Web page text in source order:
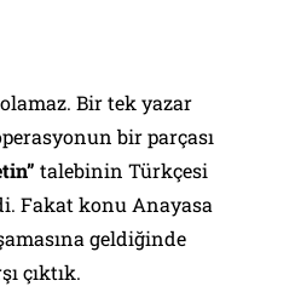
Bir tek yazar
bir parçası
talebinin Türkçesi
Fakat konu Anayasa
geldiğinde
çıktık.